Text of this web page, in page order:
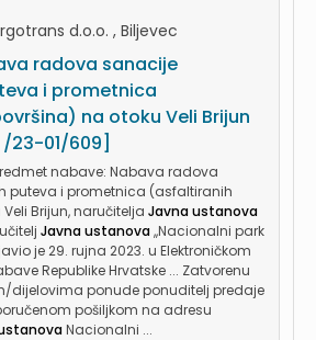
d.o.o. , Biljevec
radova sanacije
i prometnica
na otoku Veli Brijun
23-01/609]
nabave: Nabava radova
puteva i prometnica (asfaltiranih
Brijun, naručitelja Javna ustanova
Javna ustanova,,Nacionalni park
je 29. rujna 2023. u Elektroničkom
Republike Hrvatske ... Zatvorenu
dijelovima ponude ponuditelj predaje
pošiljkom na adresu
Nacionalni ...